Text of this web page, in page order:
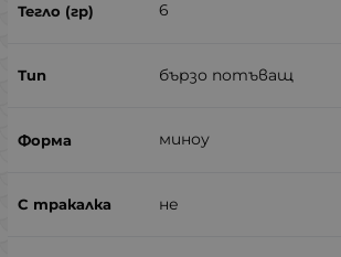
6
бързо потъващ
миноу
не